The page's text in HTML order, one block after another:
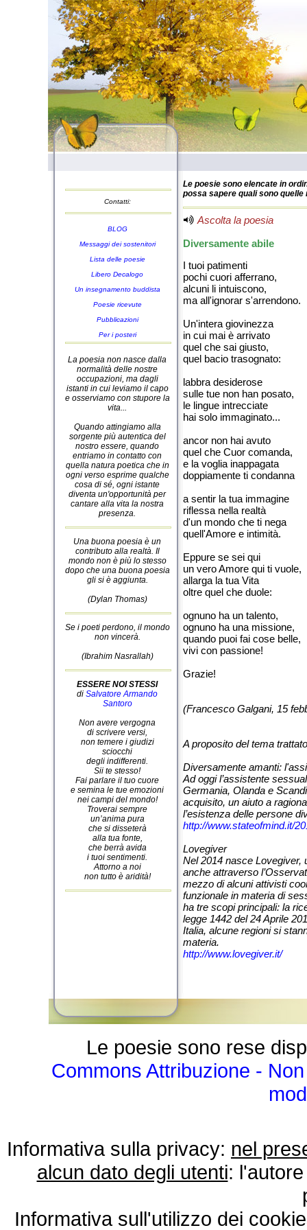
Contatti:
BLOG
Messaggi dei sostenitori
Lista delle poesie
Libero Decalogo
Un insegnamento buddista
Poesie ricevute
Pubblicazioni
Per i posteri
La poesia non nasce dalla
normalità delle nostre
occupazioni, ma dagli
istanti in cui leviamo il capo
e osserviamo con stupore la
vita...
Quando attingiamo alla
sorgente più autentica del
nostro essere, quando
entriamo in contatto con
quella natura poetica che in
ogni verso esprime qualche
cosa di sé, ogni istante
diventa un'opportunità per
cantare alla vita la nostra
presenza.
Una buona poesia è un
contributo alla realtà. Il
mondo non è più lo stesso
dopo che una buona poesia
gli si è aggiunta.
(Dylan Thomas)
Se i poeti perdono, il mondo
non vincerà.
(Ibrahim Nasrallah)
ESSERE NOI STESSI
di Salvatore Armando
Santoro
Non avere vergogna
di scrivere versi,
non temere i giudizi
sciocchi
degli indifferenti.
Sii te stesso!
Fai parlare il tuo cuore
e semina le tue emozioni
nei campi del mondo!
Troverai sempre
un’anima pura
che si disseterà
alla tua fonte,
che berrà avida
i tuoi sentimenti.
Attorno a noi
non tutto è aridità!
Le poesie sono elencate in
possa sapere quali sono
Ascolta la poesia
Diversamente abile
I tuoi patimenti
pochi cuori afferrano,
alcuni li intuiscono,
ma all'ignorar s'arrendono.
Un'intera giovinezza
in cui mai è arrivato
quel che sai giusto,
quel bacio trasognato:
labbra desiderose
sulle tue non han posato,
le lingue intrecciate
hai solo immaginato...
ancor non hai avuto
quel che Cuor comanda,
e la voglia inappagata
doppiamente ti condanna
a sentir la tua immagine
riflessa nella realtà
d'un mondo che ti nega
quell'Amore e intimità.
Eppure se sei qui
un vero Amore qui ti vuole,
allarga la tua Vita
oltre quel che duole:
ognuno ha un talento,
ognuno ha una missione,
quando puoi fai cose belle,
vivi con passione!
Grazie!
(Francesco Galgani, 15
A proposito del tema
Diversamente amanti:
Ad oggi l’assistente
Germania, Olanda e
acquisito, un aiuto a
l’esistenza delle persone
http://www.stateofmind.it/
Lovegiver
Nel 2014 nasce Lovegiver,
anche attraverso
mezzo di alcuni attivisti
funzionale in materia di
ha tre scopi principali: la
legge 1442 del 24 Aprile
Italia, alcune regioni si
materia.
http://www.lovegiver.it/
Le poesie sono rese
Commons Attribuzione -
Informativa sulla privacy: nel
alcun dato degli utenti:
Informativa sull'utilizzo dei